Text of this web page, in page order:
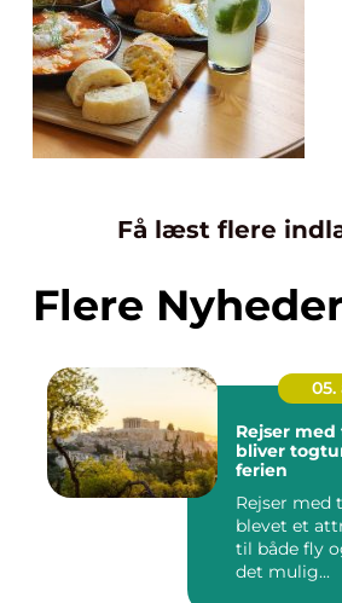
Få læst flere
Flere
05.
Rejser
bliver
ferien
Rejser med
blevet et
til både fly
det mulig...